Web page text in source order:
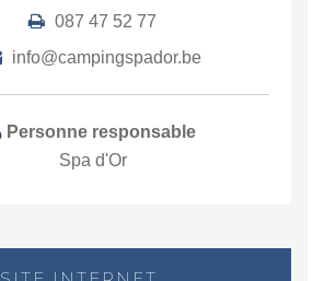
087 47 52 77
info@campingspador.be
Personne responsable
Spa d'Or